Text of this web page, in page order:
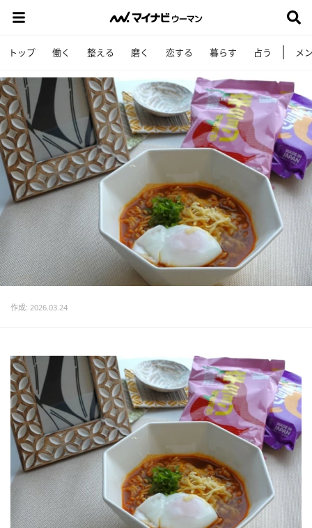
トップ 働く 整える 磨く 恋する 暮らす 占う メ
作成: 2026.03.24